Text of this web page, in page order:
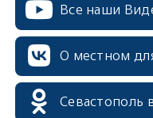
Все наши
О местном
Севастополь